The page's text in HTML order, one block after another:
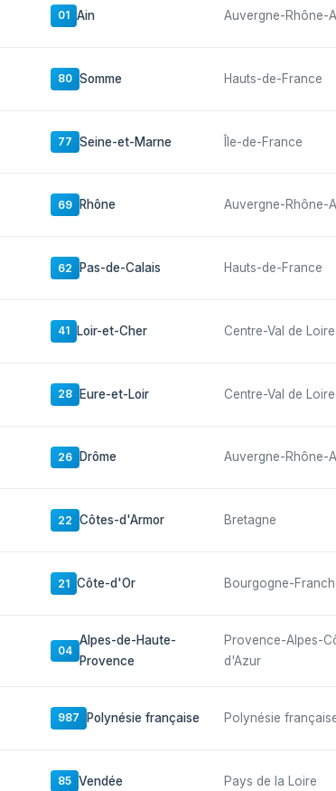
01 Ain Auvergne-Rhône-
80 Somme Hauts-de-France
77 Seine-et-Marne Île-de-France
69 Rhône Auvergne-Rhône-
62 Pas-de-Calais Hauts-de-France
41 Loir-et-Cher Centre-Val de Loire
28 Eure-et-Loir Centre-Val de Loire
26 Drôme Auvergne-Rhône-
22 Côtes-d'Armor Bretagne
21 Côte-d'Or Bourgogne-
04
Alpes-de-Haute-
Provence
Provence-Alpes-
d'Azur
987 Polynésie française Polynésie
85 Vendée Pays de la Loire